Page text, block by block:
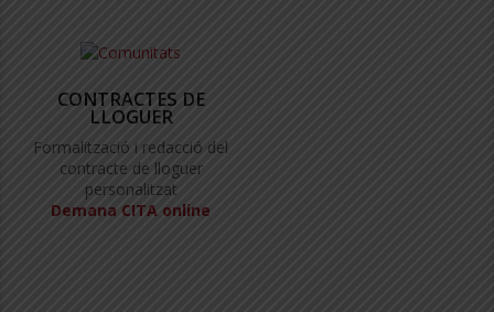
CONTRACTES DE
LLOGUER
Formalització i redacció del
contracte de lloguer
personalitzat
Demana CITA online